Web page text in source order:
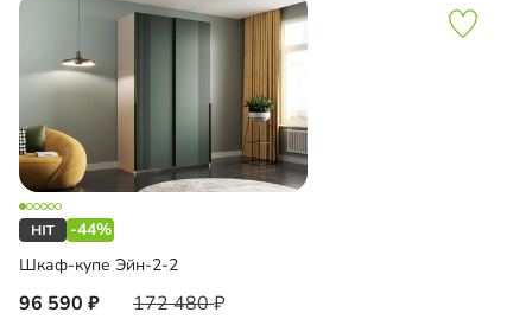
-44%
Шкаф-купе Эйн-2-2
96 590 172 480